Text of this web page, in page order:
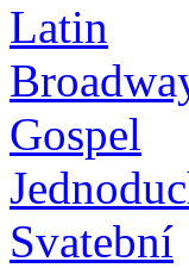
Latin
Gospel
Svatební